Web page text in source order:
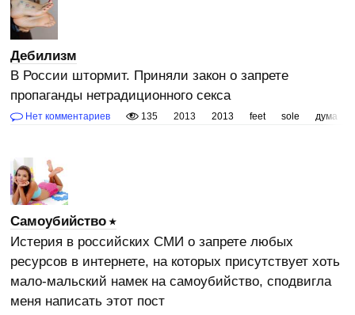
Дебилизм
В России штормит. Приняли закон о запрете
пропаганды нетрадиционного секса
Нет комментариев 135 2013 2013 feet sole дума
Самоубийство
Истерия в российских СМИ о запрете любых
ресурсов в интернете, на которых присутствует хоть
мало-мальский намек на самоубийство, сподвигла
меня написать этот пост